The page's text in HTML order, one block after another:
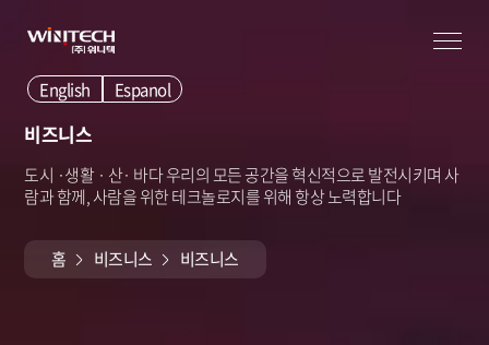
English Espanol
비즈니스
도시 ·생활 · 산· 바다 우리의 모든 공간을 혁신적으로 발전시키며 사
람과 함께, 사람을 위한 테크놀로지를 위해 항상 노력합니다
홈 비즈니스 비즈니스